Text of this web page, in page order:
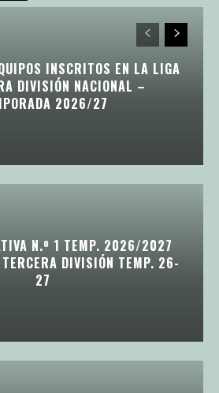
INSCRITOS EN LA LIGA
DIVISIÓN NACIONAL –
2026/27
N.º 1 TEMP. 2026/2027
DIVISIÓN TEMP. 26-
27